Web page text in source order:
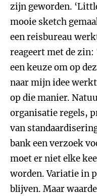
zijn geworden.
mooie sketch
een reisbureau
reageert met de zin:
een keuze om op
naar mijn idee
op die manier.
organisatie regels,
van
bank een verzoek
moet er niet elke
worden. Variatie in
blijven. Maar